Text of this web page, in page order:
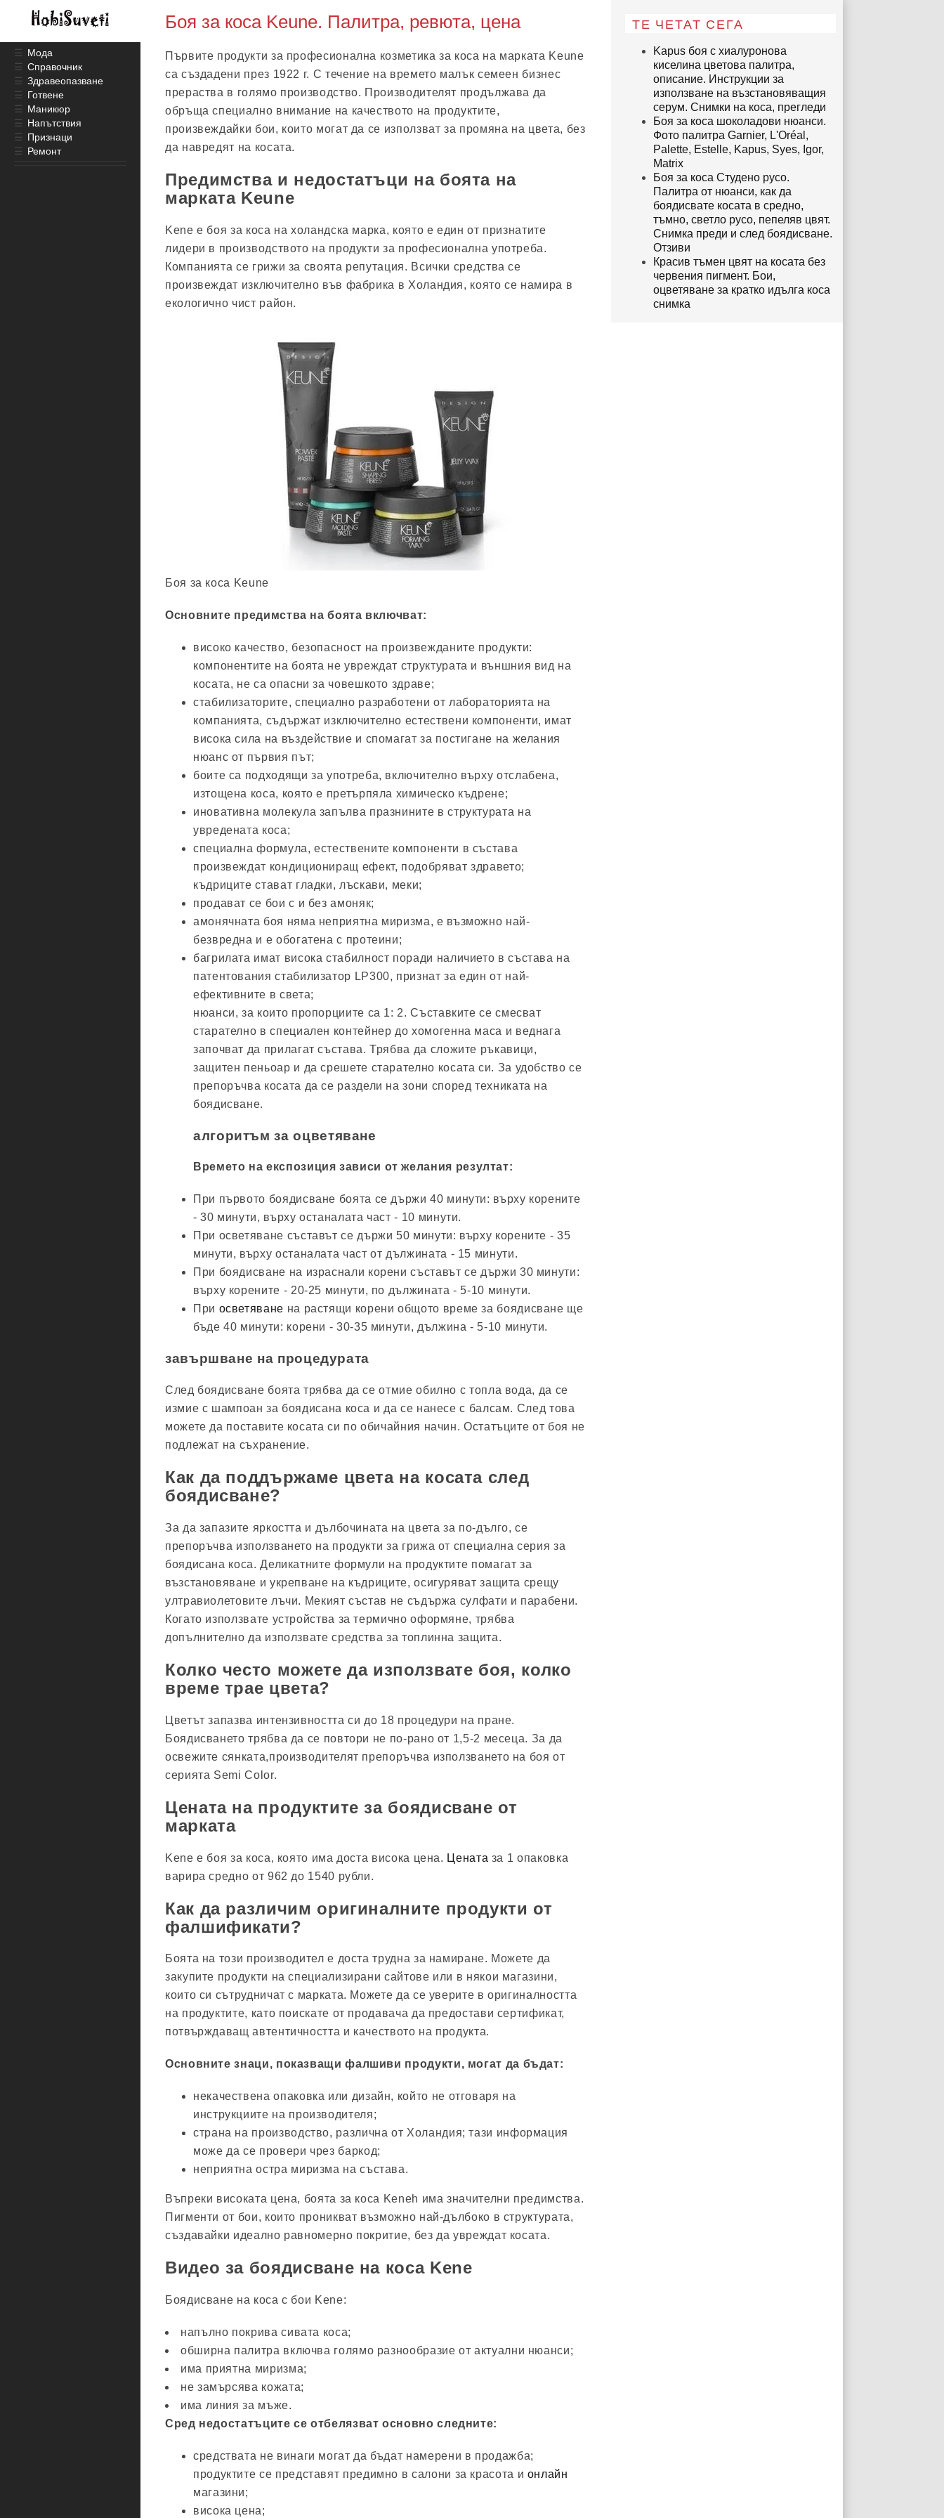
Боя за коса Keune. Палитра, ревюта, цена
Първите продукти за професионална козметика за коса на марката Keune
са създадени през 1922 г. С течение на времето малък семеен бизнес
прераства в голямо производство. Производителят продължава да
обръща специално внимание на качеството на продуктите,
произвеждайки бои, които могат да се използват за промяна на цвета, без
да навредят на косата.
Предимства и недостатъци на боята на
марката Keune
Kene е боя за коса на холандска марка, която е един от признатите
лидери в производството на продукти за професионална употреба.
Компанията се грижи за своята репутация. Всички средства се
произвеждат изключително във фабрика в Холандия, която се намира в
екологично чист район.
Боя за коса Keune
Основните предимства на боята включват:
високо качество, безопасност на произвежданите продукти:
компонентите на боята не увреждат структурата и външния вид на
косата, не са опасни за човешкото здраве;
стабилизаторите, специално разработени от лабораторията на
компанията, съдържат изключително естествени компоненти, имат
висока сила на въздействие и спомагат за постигане на желания
нюанс от първия път;
боите са подходящи за употреба, включително върху отслабена,
изтощена коса, която е претърпяла химическо къдрене;
иновативна молекула запълва празнините в структурата на
увредената коса;
специална формула, естествените компоненти в състава
произвеждат кондициониращ ефект, подобряват здравето;
къдриците стават гладки, лъскави, меки;
продават се бои с и без амоняк;
амонячната боя няма неприятна миризма, е възможно най-
безвредна и е обогатена с протеини;
багрилата имат висока стабилност поради наличието в състава на
патентования стабилизатор LP300, признат за един от най-
ефективните в света;
нюанси, за които пропорциите са 1: 2. Съставките се смесват
старателно в специален контейнер до хомогенна маса и веднага
започват да прилагат състава. Трябва да сложите ръкавици,
защитен пеньоар и да срешете старателно косата си. За удобство се
препоръчва косата да се раздели на зони според техниката на
боядисване.
алгоритъм за оцветяване
Времето на експозиция зависи от желания резултат:
При първото боядисване боята се държи 40 минути: върху корените
- 30 минути, върху останалата част - 10 минути.
При осветяване съставът се държи 50 минути: върху корените - 35
минути, върху останалата част от дължината - 15 минути.
При боядисване на израснали корени съставът се държи 30 минути:
върху корените - 20-25 минути, по дължината - 5-10 минути.
При осветяване на растящи корени общото време за боядисване ще
бъде 40 минути: корени - 30-35 минути, дължина - 5-10 минути.
завършване на процедурата
След боядисване боята трябва да се отмие обилно с топла вода, да се
измие с шампоан за боядисана коса и да се нанесе с балсам. След това
можете да поставите косата си по обичайния начин. Остатъците от боя не
подлежат на съхранение.
Как да поддържаме цвета на косата след
боядисване?
За да запазите яркостта и дълбочината на цвета за по-дълго, се
препоръчва използването на продукти за грижа от специална серия за
боядисана коса. Деликатните формули на продуктите помагат за
възстановяване и укрепване на къдриците, осигуряват защита срещу
ултравиолетовите лъчи. Мекият състав не съдържа сулфати и парабени.
Когато използвате устройства за термично оформяне, трябва
допълнително да използвате средства за топлинна защита.
Колко често можете да използвате боя, колко
време трае цвета?
Цветът запазва интензивността си до 18 процедури на пране.
Боядисването трябва да се повтори не по-рано от 1,5-2 месеца. За да
освежите сянката,производителят препоръчва използването на боя от
серията Semi Color.
Цената на продуктите за боядисване от
марката
Kene е боя за коса, която има доста висока цена. Цената за 1 опаковка
варира средно от 962 до 1540 рубли.
Как да различим оригиналните продукти от
фалшификати?
Боята на този производител е доста трудна за намиране. Можете да
закупите продукти на специализирани сайтове или в някои магазини,
които си сътрудничат с марката. Можете да се уверите в оригиналността
на продуктите, като поискате от продавача да предостави сертификат,
потвърждаващ автентичността и качеството на продукта.
Основните знаци, показващи фалшиви продукти, могат да бъдат:
некачествена опаковка или дизайн, който не отговаря на
инструкциите на производителя;
страна на производство, различна от Холандия; тази информация
може да се провери чрез баркод;
неприятна остра миризма на състава.
Въпреки високата цена, боята за коса Keneh има значителни предимства.
Пигменти от бои, които проникват възможно най-дълбоко в структурата,
създавайки идеално равномерно покритие, без да увреждат косата.
Видео за боядисване на коса Kene
Боядисване на коса с бои Kene:
напълно покрива сивата коса;
обширна палитра включва голямо разнообразие от актуални нюанси;
има приятна миризма;
не замърсява кожата;
има линия за мъже.
Сред недостатъците се отбелязват основно следните:
средствата не винаги могат да бъдат намерени в продажба;
продуктите се представят предимно в салони за красота и онлайн
магазини;
висока цена;
ТЕ ЧЕТАТ СЕГА
Kapus боя с хиалуронова
киселина цветова палитра,
описание. Инструкции за
използване на възстановяващия
серум. Снимки на коса, прегледи
Боя за коса шоколадови нюанси.
Фото палитра Garnier, L'Oréal,
Palette, Estelle, Kapus, Syes, Igor,
Matrix
Боя за коса Студено русо.
Палитра от нюанси, как да
боядисвате косата в средно,
тъмно, светло русо, пепеляв цвят.
Снимка преди и след боядисване.
Отзиви
Красив тъмен цвят на косата без
червения пигмент. Бои,
оцветяване за кратко идълга коса
снимка
☰ Мода
☰ Справочник
☰ Здравеопазване
☰ Готвене
☰ Маникюр
☰ Напътствия
☰ Признаци
☰ Ремонт